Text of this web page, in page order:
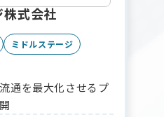
株式会社
ミドルステージ
通を最大化させるプ